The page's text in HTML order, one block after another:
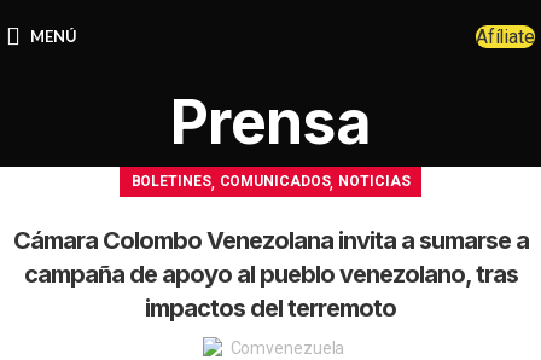
MENÚ Afíliate
Prensa
BOLETINES, COMUNICADOS, NOTICIAS
Cámara Colombo Venezolana invita a sumarse a
campaña de apoyo al pueblo venezolano, tras
impactos del terremoto
Comvenezuela